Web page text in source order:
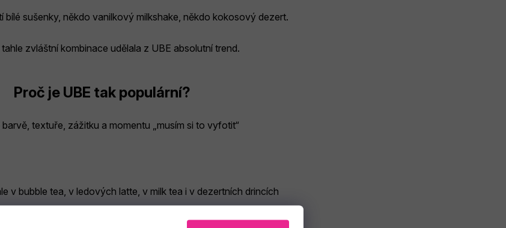
bílé sušenky, někdo vanilkový milkshake, někdo kokosový dezert.
zvláštní kombinace udělala z UBE absolutní trend.
Proč je UBE tak populární?
barvě, textuře, zážitku a momentu „musím si to vyfotit“
v bubble tea, v ledových latte, v milk tea i v dezertních drincích
Není agresivní jako některé neonové trendy.